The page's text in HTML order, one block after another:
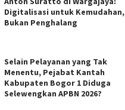
Digitalisasi untuk Kemudahan,
Bukan Penghalang
Selain Pelayanan yang Tak
Menentu, Pejabat Kantah
Kabupaten Bogor 1 Diduga
Selewengkan APBN 2026?